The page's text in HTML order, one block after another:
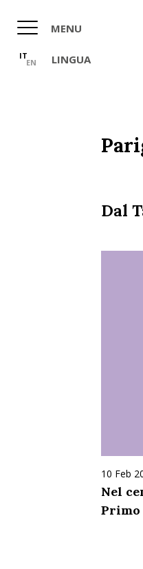
principale
MENU
IT
EN LINGUA
Dal
10 Feb
Nel